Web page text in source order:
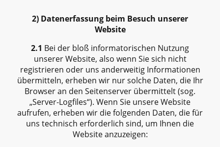
2) Datenerfassung beim Besuch unserer
Website
2.1 Bei der bloß informatorischen Nutzung
unserer Website, also wenn Sie sich nicht
registrieren oder uns anderweitig Informationen
übermitteln, erheben wir nur solche Daten, die Ihr
Browser an den Seitenserver übermittelt (sog.
„Server-Logfiles“). Wenn Sie unsere Website
aufrufen, erheben wir die folgenden Daten, die für
uns technisch erforderlich sind, um Ihnen die
Website anzuzeigen: